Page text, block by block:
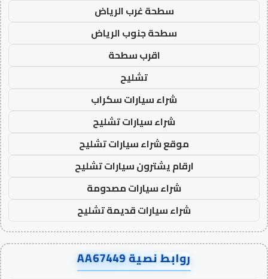
سطحة غرب الرياض
سطحة جنوب الرياض
اقرب سطحة
تشليح
شراء سيارات سكراب
شراء سيارات تشليح
موقع شراء سيارات تشليح
ارقام يشترون سيارات تشليح
شراء سيارات مصدومة
شراء سيارات قديمة تشليح
روابط نصية AA67449